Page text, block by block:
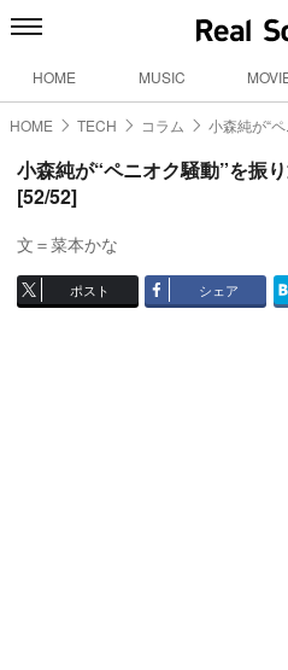
HOME MUSIC
HOME TECH コラム 小森純が“
小森純が“ペニオク騒動”を振
[52/52]
文＝菜本かな
ポスト シェア